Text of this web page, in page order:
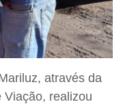
através da
Viação, realizou